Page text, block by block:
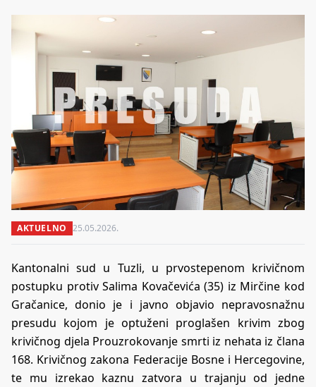
AKTUELNO 25.05.2026.
Kantonalni sud u Tuzli, u prvostepenom krivičnom
postupku protiv Salima Kovačevića (35) iz Mirčine kod
Gračanice, donio je i javno objavio nepravosnažnu
presudu kojom je optuženi proglašen krivim zbog
krivičnog djela Prouzrokovanje smrti iz nehata iz člana
168. Krivičnog zakona Federacije Bosne i Hercegovine,
te mu izrekao kaznu zatvora u trajanju od jedne